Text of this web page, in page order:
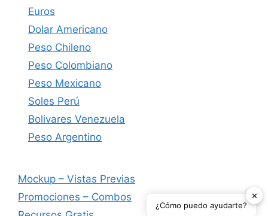
Euros
Dolar Americano
Peso Chileno
Peso Colombiano
Peso Mexicano
Soles Perú
Bolivares Venezuela
Peso Argentino
Mockup – Vistas Previas
Promociones – Combos
✕
¿Cómo puedo ayudarte?